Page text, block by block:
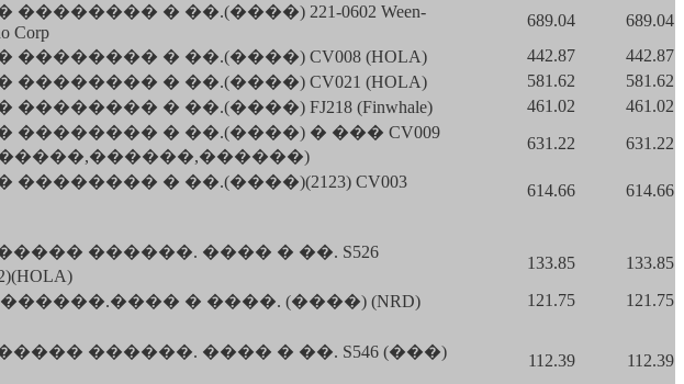
� ��.(����) 221-0602 Ween-
Corp
689.04
689.04
� ��.(����) CV008 (HOLA) 442.87
442.87
� ��.(����) CV021 (HOLA) 581.62
581.62
� ��.(����) FJ218 (Finwhale) 461.02
461.02
�������� � ��.(����) � ��� CV009
(������,������,������)
631.22 631.22
� ��.(����)(2123) CV003
614.66
614.66
������. ���� � ��. S526
133.85
133.85
� ����. (����) (NRD) 121.75
121.75
������. ���� � ��. S546 (���)
112.39 112.39